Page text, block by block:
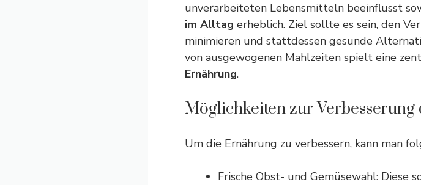
unverarbeiteten Lebensmitteln beeinflusst
im Alltag erheblich. Ziel sollte es sein, den
minimieren und stattdessen gesunde
von ausgewogenen Mahlzeiten spielt eine
Ernährung.
Möglichkeiten zur
Um die Ernährung zu verbessern, kann man
Frische Obst- und Gemüsewahl: Diese